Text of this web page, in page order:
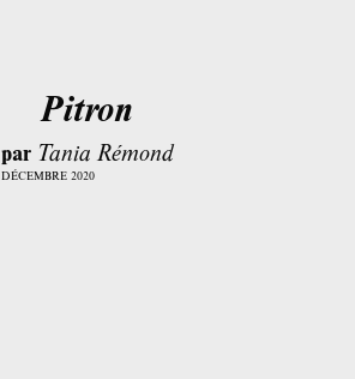
Pitron
par Tania Rémond
DÉCEMBRE 2020